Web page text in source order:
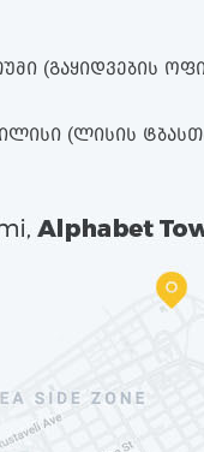
(ᲒᲐᲧᲘᲓᲕᲔᲑᲘᲡ
(ᲚᲘᲡᲘᲡ